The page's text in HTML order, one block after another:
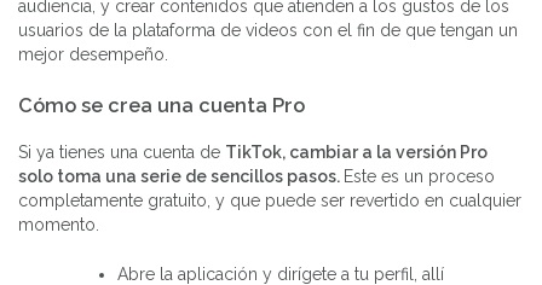
audiencia, y crear contenidos que atienden a los gustos de los
usuarios de la plataforma de videos con el fin de que tengan un
mejor desempeño.
Cómo se crea una cuenta Pro
Si ya tienes una cuenta de TikTok, cambiar a la versión Pro
solo toma una serie de sencillos pasos. Este es un proceso
completamente gratuito, y que puede ser revertido en cualquier
momento.
Abre la aplicación y dirígete a tu perfil, allí